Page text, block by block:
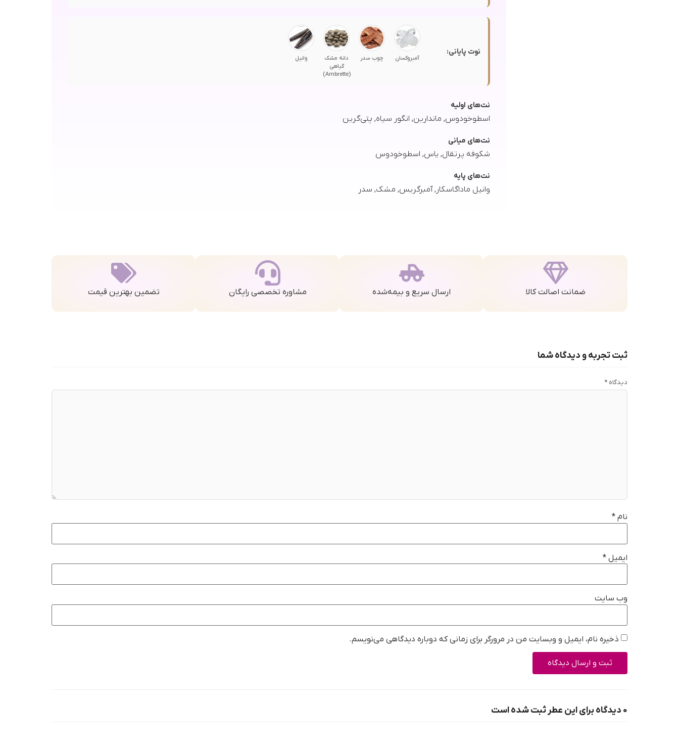
نوت پایانی:
آمبروکسان چوب سدر
دانه مشک
گیاهی
(Ambrette)
وانیل
نت‌های اولیه
اسطوخودوس, ماندارین, انگور سیاه, پتی‌گرین
نت‌های میانی
شکوفه پرتقال, یاس, اسطوخودوس
نت‌های پایه
وانیل ماداگاسکار, آمبرگریس, مشک, سدر
ضمانت اصالت کالا ارسال سریع و بیمه‌شده مشاوره تخصصی رایگان تضمین بهترین قیمت
ثبت تجربه و دیدگاه شما
دیدگاه *
نام *
ایمیل *
وب‌ سایت
ذخیره نام، ایمیل و وبسایت من در مرورگر برای زمانی که دوباره دیدگاهی می‌نویسم.
0 دیدگاه برای این عطر ثبت شده است